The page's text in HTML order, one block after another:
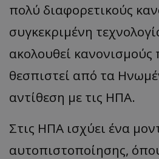
πολύ διαφορετικούς
συγκεκριμένη
ακολουθεί κανονισμούς
θεσπιστεί από τα
αντίθεση με τις ΗΠΑ.
Στις ΗΠΑ ισχύει ένα
αυτοπιστοποίησης,